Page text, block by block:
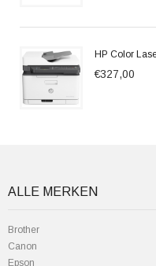
HP Color
€327,00
ALLE MERKEN
Brother
Canon
Epson